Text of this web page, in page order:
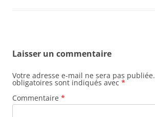
Laisser un commentaire
Votre adresse e-mail ne sera pas publiée.
obligatoires sont indiqués avec *
Commentaire *